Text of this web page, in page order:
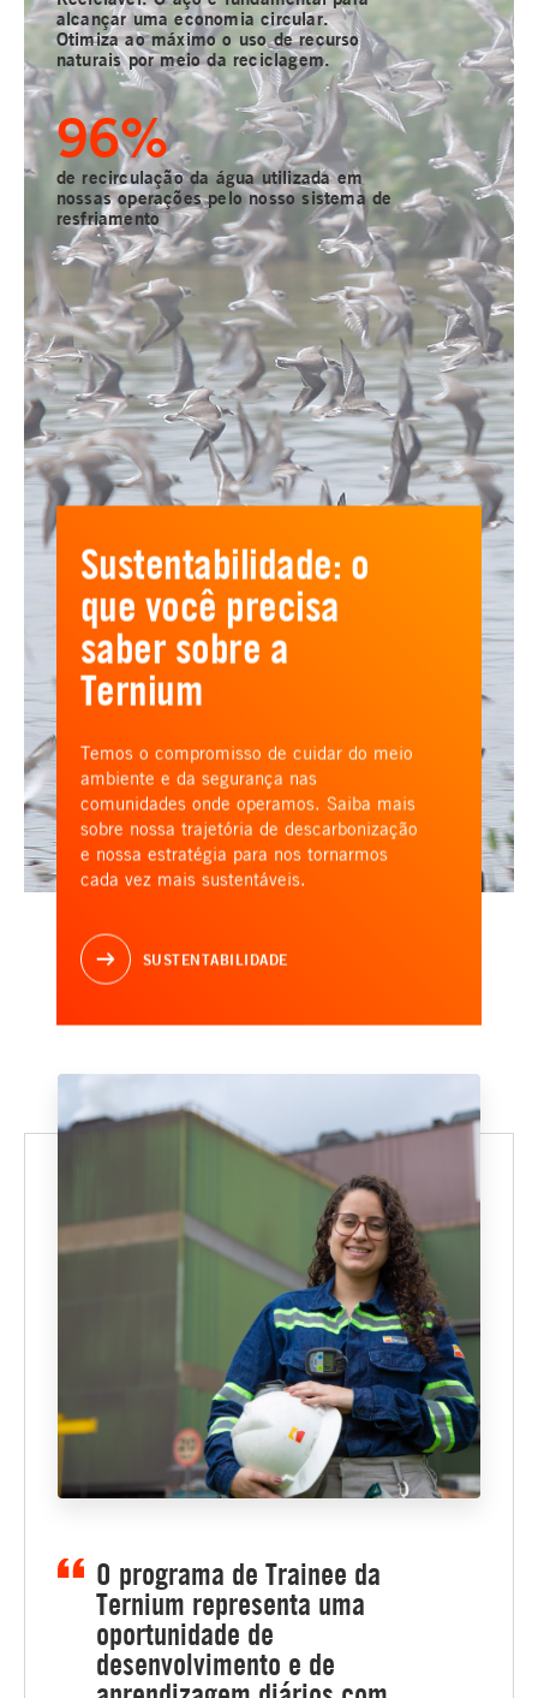
alcançar uma economia circular.
Otimiza ao máximo o uso de recurso
naturais por meio da reciclagem.
98%
de recirculação da água utilizada em
nossas operações pelo nosso sistema de
resfriamento
Sustentabilidade: o
que você precisa
saber sobre a
Ternium
Temos o compromisso de cuidar do meio
ambiente e da segurança nas
comunidades onde operamos. Saiba mais
sobre nossa trajetória de descarbonização
e nossa estratégia para nos tornarmos
cada vez mais sustentáveis.
SUSTENTABILIDADE
O programa de Trainee da
Ternium representa uma
oportunidade de
desenvolvimento e de